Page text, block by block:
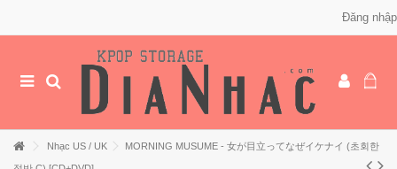
Đăng nhập
Nhạc US / UK MORNING MUSUME - 女が目立ってなぜイケナイ (초회한